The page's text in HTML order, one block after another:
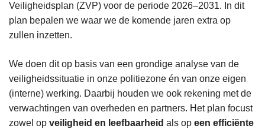
Veiligheidsplan (ZVP) voor de periode 2026–2031. In dit
plan bepalen we waar we de komende jaren extra op
zullen inzetten.
We doen dit op basis van een grondige analyse van de
veiligheidssituatie in onze politiezone én van onze eigen
(interne) werking. Daarbij houden we ook rekening met de
verwachtingen van overheden en partners. Het plan focust
zowel op veiligheid en leefbaarheid als op een efficiënte